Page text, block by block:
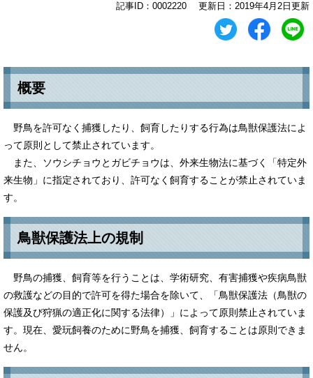
記事ID：0002220 更新日：2019年4月2日更新
概要
野鳥を許可なく捕獲したり、飼育したりする行為は鳥獣保護法によ
って原則として禁止されています。
また、ソウシチョウとガビチョウは、外来生物法に基づく「特定外
来生物」に指定されており、許可なく飼育することが禁止されていま
す。
鳥獣保護法上の規制
野鳥の捕獲、飼育等を行うことは、学術研究、有害捕獲や疾病鳥獣
の救護などの目的で許可を得た場合を除いて、「鳥獣保護法（鳥獣の
保護及び狩猟の適正化に関する法律）」によって原則禁止されていま
す。現在、愛玩飼養のために野鳥を捕獲、飼育することは原則できま
せん。